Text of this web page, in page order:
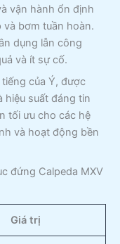
vận hành ổn định
bơm tuần hoàn.
dụng lẫn công
và ít sự cố.
của Ý, được
hiệu suất đáng tin
tối ưu cho các hệ
và hoạt động bền
đứng Calpeda MXV
Giá trị